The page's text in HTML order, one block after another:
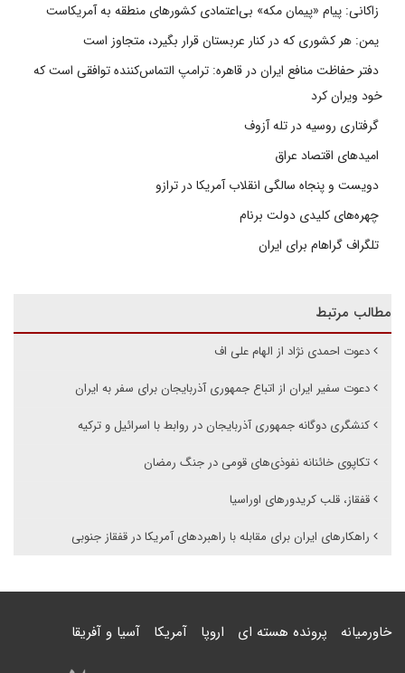
زاکانی: پیام «پیمان مکه» بی‌اعتمادی کشورهای منطقه به آمریکاست
یمن: هر کشوری که در کنار عربستان قرار بگیرد، متجاوز است
دفتر حفاظت منافع ایران در قاهره: ترامپ التماس‌کننده توافقی است که
خود ویران کرد
گرفتاری روسیه در تله آزوف
امیدهای اقتصاد عراق
دویست و پنجاه سالگی انقلاب آمریکا در ترازو
چهره‌های کلیدی دولت برنام
تلگراف گراهام برای ایران
مطالب مرتبط
دعوت احمدی نژاد از الهام علی اف
دعوت سفیر ایران از اتباع جمهوری آذربایجان برای سفر به ایران
کنشگری دوگانه جمهوری آذربایجان در روابط با اسرائیل و ترکیه
تکاپوی خائنانه نفوذی‌های قومی در جنگ رمضان
قفقاز، قلب کریدورهای اوراسیا
راهکارهای ایران برای مقابله با راهبردهای آمریکا در قفقاز جنوبی
خاورمیانه پرونده هسته ای اروپا آمریکا آسیا و آفریقا